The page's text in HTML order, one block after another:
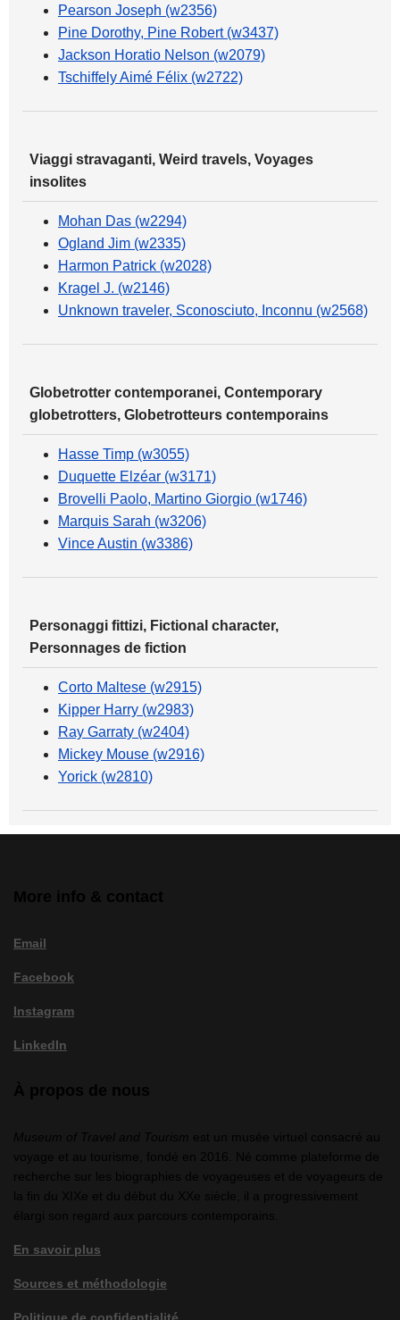
Pearson Joseph (w2356)
Pine Dorothy, Pine Robert (w3437)
Jackson Horatio Nelson (w2079)
Tschiffely Aimé Félix (w2722)
Viaggi stravaganti, Weird travels, Voyages
insolites
Mohan Das (w2294)
Ogland Jim (w2335)
Harmon Patrick (w2028)
Kragel J. (w2146)
Unknown traveler, Sconosciuto, Inconnu (w2568)
Globetrotter contemporanei, Contemporary
globetrotters, Globetrotteurs contemporains
Hasse Timp (w3055)
Duquette Elzéar (w3171)
Brovelli Paolo, Martino Giorgio (w1746)
Marquis Sarah (w3206)
Vince Austin (w3386)
Personaggi fittizi, Fictional character,
Personnages de fiction
Corto Maltese (w2915)
Kipper Harry (w2983)
Ray Garraty (w2404)
Mickey Mouse (w2916)
Yorick (w2810)
Email
Facebook
Instagram
LinkedIn
En savoir plus
Sources et méthodologie